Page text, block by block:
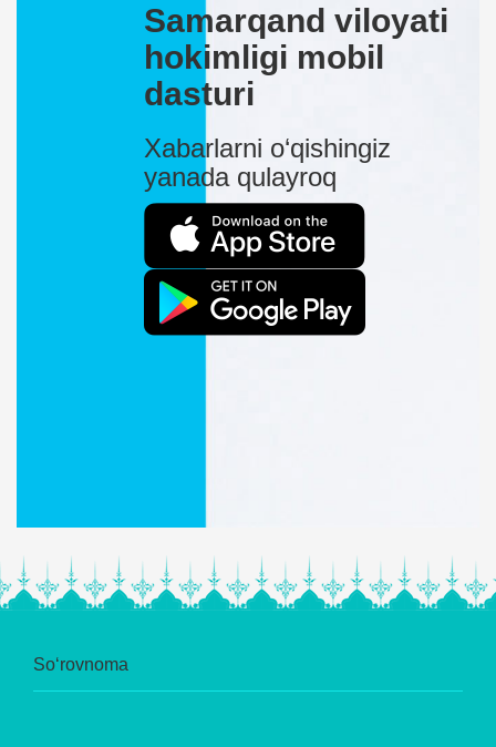
Samarqand viloyati
hokimligi mobil
dasturi
Xabarlarni o‘qishingiz
yanada qulayroq
So‘rovnoma